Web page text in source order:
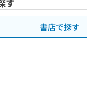
す
書店で探す